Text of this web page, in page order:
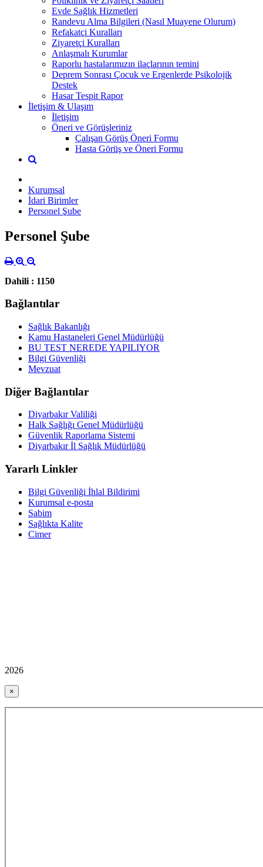
Evde Sağlık Hizmetleri
Randevu Alma Bilgileri (Nasıl Muayene Olurum)
Refakatçi Kuralları
Ziyaretçi Kuralları
Anlaşmalı Kurumlar
Raporlu hastalarımızın ilaçlarının temini
Deprem Sonrası Çocuk ve Ergenlerde Psikolojik
Destek
Hasar Tespit Rapor
İletişim & Ulaşım
İletişim
Öneri ve Görüşleriniz
Çalışan Görüş Öneri Formu
Hasta Görüş ve Öneri Formu
Kurumsal
İdari Birimler
Personel Şube
Personel Şube
Dahili : 1150
Bağlantılar
Sağlık Bakanlığı
Kamu Hastaneleri Genel Müdürlüğü
BU TEST NEREDE YAPILIYOR
Bilgi Güvenliği
Mevzuat
Diğer Bağlantılar
Diyarbakır Valiliği
Halk Sağlığı Genel Müdürlüğü
Güvenlik Raporlama Sistemi
Diyarbakır İl Sağlık Müdürlüğü
Yararlı Linkler
Bilgi Güvenliği İhlal Bildirimi
Kurumsal e-posta
Sabim
Sağlıkta Kalite
Cimer
2026
×